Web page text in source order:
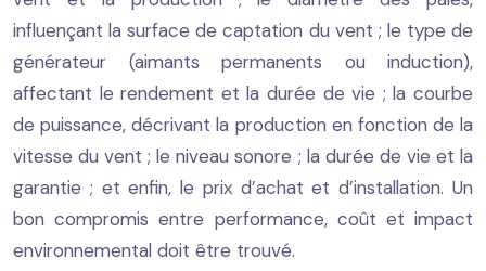
influençant la surface de captation du vent ; le type de
générateur (aimants permanents ou induction),
affectant le rendement et la durée de vie ; la courbe
de puissance, décrivant la production en fonction de la
vitesse du vent ; le niveau sonore ; la durée de vie et la
garantie ; et enfin, le prix d’achat et d’installation. Un
bon compromis entre performance, coût et impact
environnemental doit être trouvé.